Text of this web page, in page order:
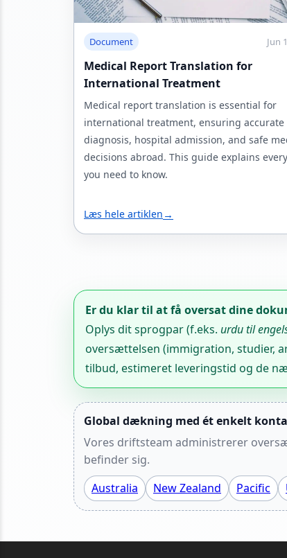
Document Jun
Medical Report Translation for
International Treatment
Medical report translation is essential for
international treatment, ensuring accurate
diagnosis, hospital admission, and safe
decisions abroad. This guide explains
you need to know.
Læs hele artiklen →
Er du klar til at få oversat dine
Oplys dit sprogpar (f.eks. urdu til
oversættelsen (immigration, studier,
tilbud, estimeret leveringstid og de
Global dækning med ét enkelt
Vores driftsteam administrerer
befinder sig.
Australia
New Zealand Pacific